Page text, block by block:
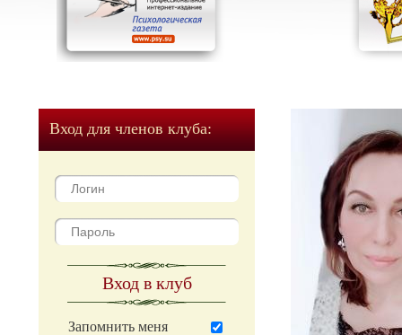
Вход для членов клуба:
Вход в клуб
Запомнить меня